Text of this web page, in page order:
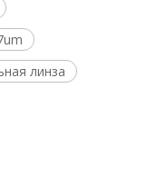
линза